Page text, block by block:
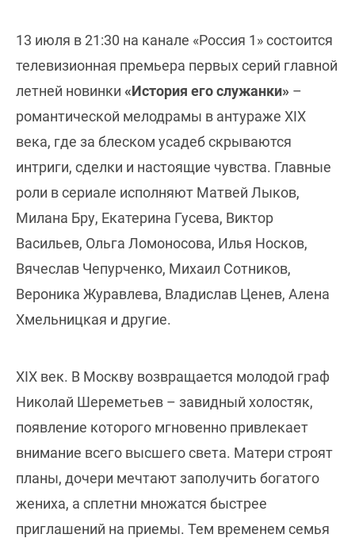
13 июля в 21:30 на канале «Россия 1» состоится
телевизионная премьера первых серий главной
летней новинки «История его служанки» –
романтической мелодрамы в антураже XIX
века, где за блеском усадеб скрываются
интриги, сделки и настоящие чувства. Главные
роли в сериале исполняют Матвей Лыков,
Милана Бру, Екатерина Гусева, Виктор
Васильев, Ольга Ломоносова, Илья Носков,
Вячеслав Чепурченко, Михаил Сотников,
Вероника Журавлева, Владислав Ценев, Алена
Хмельницкая и другие.
XIX век. В Москву возвращается молодой граф
Николай Шереметьев – завидный холостяк,
появление которого мгновенно привлекает
внимание всего высшего света. Матери строят
планы, дочери мечтают заполучить богатого
жениха, а сплетни множатся быстрее
приглашений на приемы. Тем временем семья